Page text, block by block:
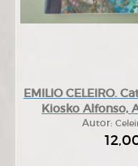
EMILIO CELEIRO.
Kiosko Alfonso,
Autor: